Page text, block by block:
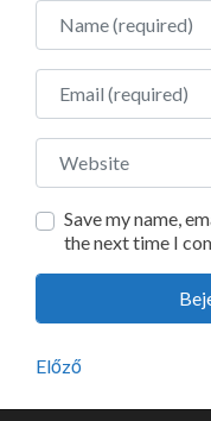
Name
Email
Website
Save my name,
the next time I
Előző